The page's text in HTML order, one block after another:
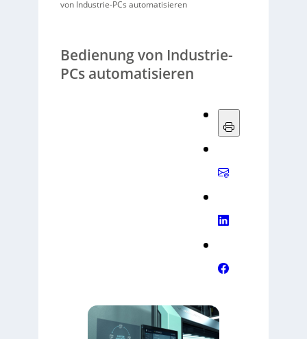
von Industrie-PCs automatisieren
Bedienung von Industrie-
PCs automatisieren